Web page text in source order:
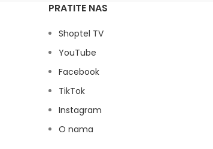
PRATITE NAS
Shoptel TV
YouTube
Facebook
TikTok
Instagram
O nama